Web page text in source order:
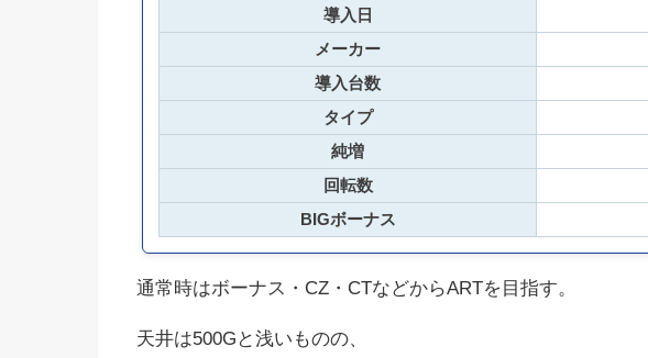
導入日
メーカー
導入台数
タイプ
純増
回転数
BIGボーナス
通常時はボーナス・CZ・CTなどからARTを目指す。
天井は500Gと浅いものの、